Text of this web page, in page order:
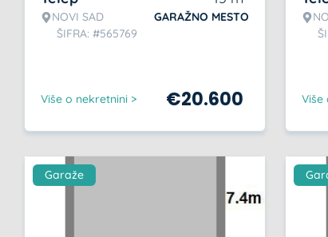
NOVI SAD
ŠIFRA: #565769
GARAŽNO MESTO
Više o nekretnini > €20.600 Više
Garaže